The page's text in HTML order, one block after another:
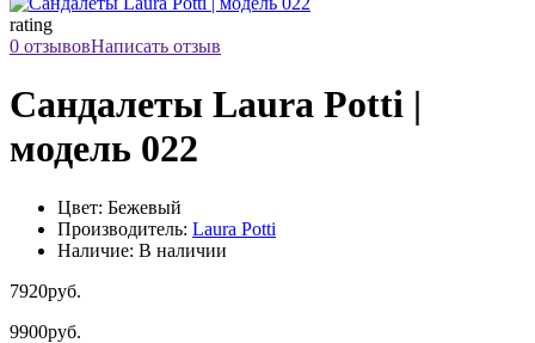
rating
0 отзывовНаписать отзыв
Сандалеты Laura Potti |
модель 022
Цвет: Бежевый
Производитель: Laura Potti
Наличие: В наличии
7920руб.
9900руб.